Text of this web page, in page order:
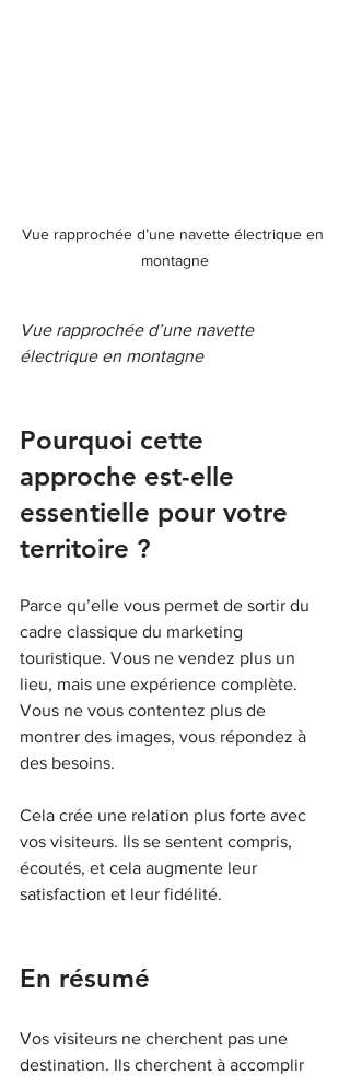
Vue rapprochée d’une navette électrique en
montagne
Vue rapprochée d’une navette
électrique en montagne
Pourquoi cette
approche est-elle
essentielle pour votre
territoire ?
Parce qu’elle vous permet de sortir du
cadre classique du marketing
touristique. Vous ne vendez plus un
lieu, mais une expérience complète.
Vous ne vous contentez plus de
montrer des images, vous répondez à
des besoins.
Cela crée une relation plus forte avec
vos visiteurs. Ils se sentent compris,
écoutés, et cela augmente leur
satisfaction et leur fidélité.
En résumé
Vos visiteurs ne cherchent pas une
destination. Ils cherchent à accomplir